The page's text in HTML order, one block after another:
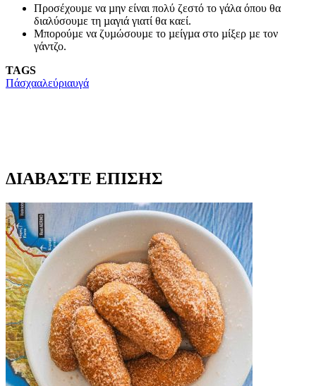
Προσέχουµε να µην είναι πολύ ζεστό το γάλα όπου θα
διαλύσουµε τη µαγιά γιατί θα καεί.
Μπορούµε να ζυµώσουµε το µείγµα στο µίξερ µε τον
γάντζο.
TAGS
Πάσχααλεύριαυγά
ΔΙΑΒΑΣΤΕ ΕΠΙΣΗΣ